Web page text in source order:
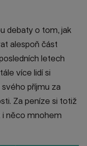
debaty o tom, jak
alespoň část
letech
více lidí si
příjmu za
Za peníze si totiž
něco mnohem